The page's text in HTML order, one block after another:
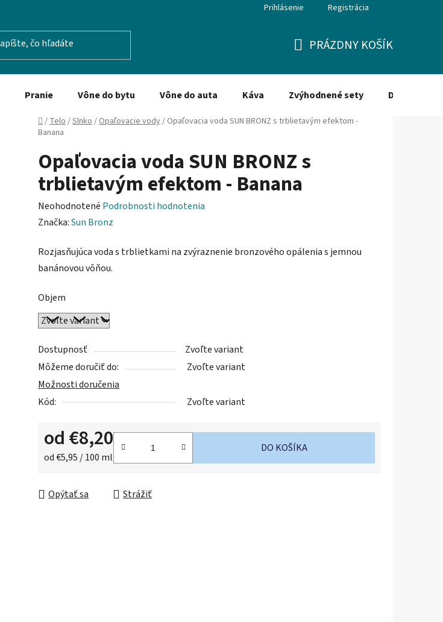
Prihlásenie Registrácia
KOŠÍK
PRÁZDNY KOŠÍK
Pranie Vône do bytu Vône do auta Káva Zvýhodnené sety Dezinfekcia
Domov
/Telo/Slnko/Opaľovacie vody/ Opaľovacia voda SUN BRONZ s trblietavým efektom -
Banana
Opaľovacia voda SUN BRONZ s
trblietavým efektom - Banana
Priemerné
hodnotenie
je
0,0
5
hviezdičiek.
Neohodnotené Podrobnosti hodnotenia
Značka:Sun Bronz
Rozjasňujúca voda s trblietkami na zvýraznenie bronzového opálenia s jemnou
banánovou vôňou.
Objem
Dostupnosť
Zvoľte variant
Môžeme doručiť do:
Zvoľte variant
Možnosti doručenia
Kód:
Zvoľte variant
od€8,20
Jednotková cena:
od €5,95 / 100 ml
DO KOŠÍKA
Opýtať sa Strážiť